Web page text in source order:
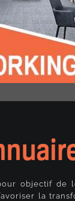
objectif de
la